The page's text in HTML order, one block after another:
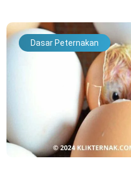
Dasar Peternakan